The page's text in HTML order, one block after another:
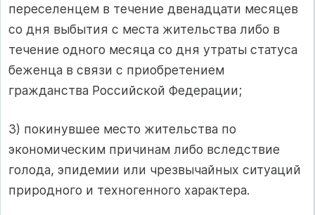
переселенцем в течение двенадцати месяцев
со дня выбытия с места жительства либо в
течение одного месяца со дня утраты статуса
беженца в связи с приобретением
гражданства Российской Федерации;
3) покинувшее место жительства по
экономическим причинам либо вследствие
голода, эпидемии или чрезвычайных ситуаций
природного и техногенного характера.